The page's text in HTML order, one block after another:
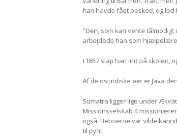
han havde fået besked, og
"Den, som kan vente
arbejdede han som
I 1857 slap han ind på skolen,
Af de ostindiske øer er Java
Sumatra ligger lige under
Missionsselskab 4
også. Beboerne var vilde
til pynt.